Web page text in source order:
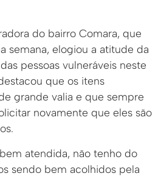
do bairro Comara, que
semana, elogiou a atitude da
pessoas vulneráveis neste
que os itens
grande valia e que sempre
novamente que eles são
atendida, não tenho do
sendo bem acolhidos pela